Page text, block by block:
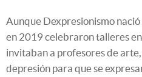
Aunque Dexpresionismo
en 2019 celebraron talleres
invitaban a profesores de
depresión para que se